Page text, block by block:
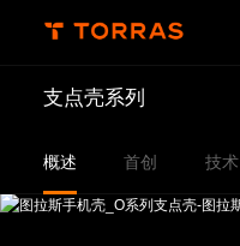
支点壳系列
概述 首创 技术